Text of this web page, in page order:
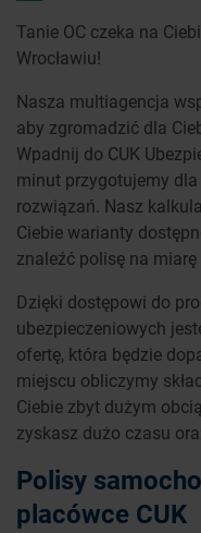
Tanie OC czeka na
Wrocławiu!
Nasza multiagencja
aby zgromadzić dla
Wpadnij do CUK
minut przygotujemy
rozwiązań. Nasz
Ciebie warianty
znaleźć polisę na
Dzięki dostępowi do
ubezpieczeniowych
ofertę, która będzie
miejscu obliczymy
Ciebie zbyt dużym
zyskasz dużo czasu
Polisy
placówce CUK